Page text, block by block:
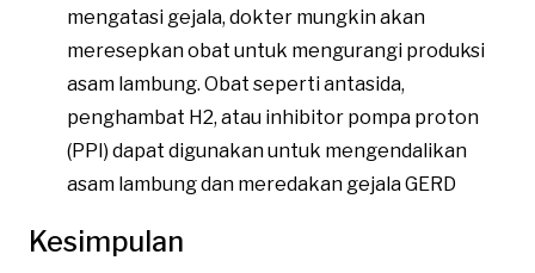
mengatasi gejala, dokter mungkin akan
meresepkan obat untuk mengurangi produksi
asam lambung. Obat seperti antasida,
penghambat H2, atau inhibitor pompa proton
(PPI) dapat digunakan untuk mengendalikan
asam lambung dan meredakan gejala GERD​
Kesimpulan